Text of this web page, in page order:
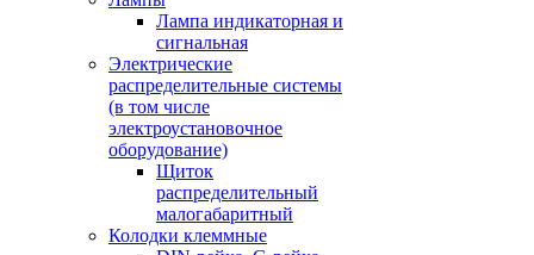
Лампа индикаторная и
сигнальная
Электрические
распределительные системы
(в том числе
электроустановочное
оборудование)
Щиток
распределительный
малогабаритный
Колодки клеммные